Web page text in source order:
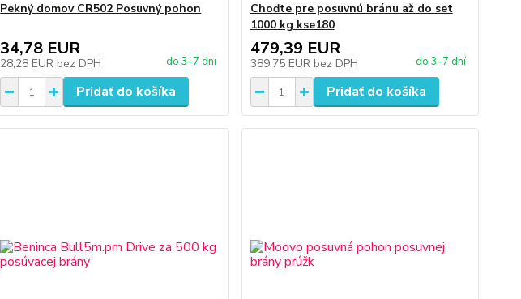
Pekný domov CR502 Posuvný pohon
34,78 EUR
28,28 EUR bez DPH do 3-7 dní
Pridať do košíka
Choďte pre posuvnú bránu až do set
1000 kg kse180
479,39 EUR
389,75 EUR bez DPH do 3-7 dní
Pridať do košíka